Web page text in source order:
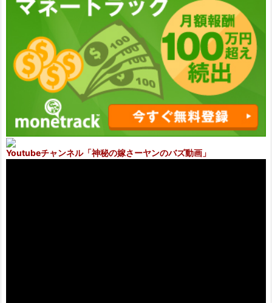
Youtubeチャンネル「神秘の嫁さーヤンのバズ動画」